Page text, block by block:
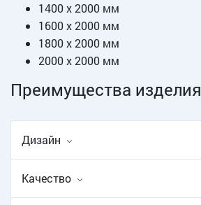
1400 х 2000 мм
1600 х 2000 мм
1800 х 2000 мм
2000 х 2000 мм
Преимущества изделия
Дизайн
Качество